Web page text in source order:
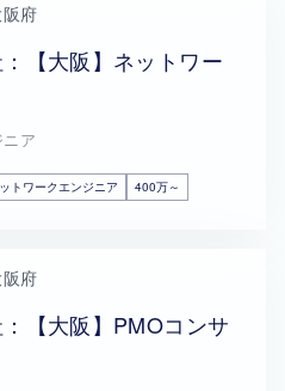
府
【大阪】ネットワー
ニア
トワークエンジニア 400万～
府
【大阪】PMOコンサ